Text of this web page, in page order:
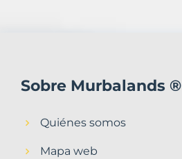
Sobre Murbalands ®
Quiénes somos
Mapa web